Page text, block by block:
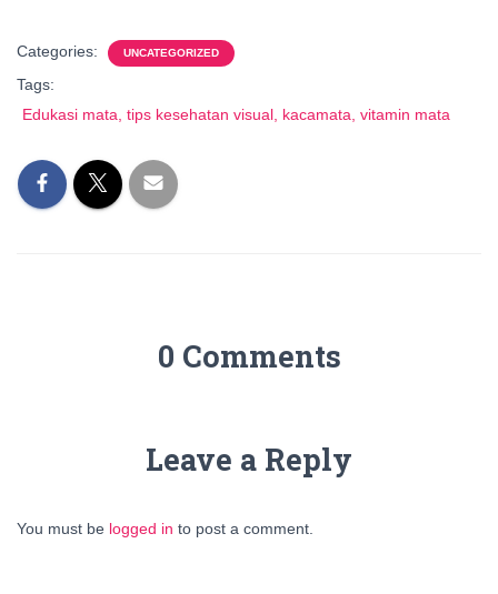
Categories: UNCATEGORIZED
Tags:
Edukasi mata, tips kesehatan visual, kacamata, vitamin mata
0 Comments
Leave a Reply
You must be logged in to post a comment.